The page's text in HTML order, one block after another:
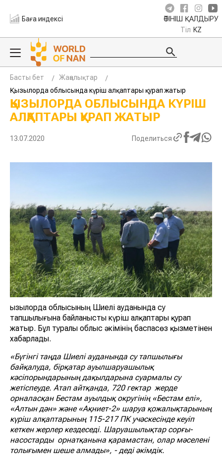
Баға индексі ӨТІНІШ ҚАЛДЫРУ
Тіл KZ
Басты бет
Жаңалықтар
Қызылорда облысында күріш алқаптары қурап жатыр
ҚЫЗЫЛОРДА ОБЛЫСЫНДА КҮРІШ
АЛҚАПТАРЫ ҚУРАП ЖАТЫР
13.07.2020 Поделиться
Қызылорда облысының Шиелі ауданында су
тапшылығына байланысты күріш алқаптары қурап
жатыр. Бұл туралы облыс әкімінің баспасөз қызметінен
хабарлады.
«Бүгінгі таңда Шиелі ауданында су тапшылығы
байқалуда, бірқатар ауылшаруашылық
кәсіпорындарының дақылдарына суармалы су
жетіспеуде. Атап айтқанда, 720 гектар жерде
орналасқан Бестам ауылдық округінің «Бестам елі»,
«Алтын дән» және «Ақниет-2» шаруа қожалықтарының
күріш алқаптарының 115-217 ПК учәскесінде кеуіп
кеткен жерлер кездеседі. Шаруашылықтар сорғы-
насостарды орнатқанына қарамастан, олар мәселені
толығымен шеше алмады», - деді әкімдік.